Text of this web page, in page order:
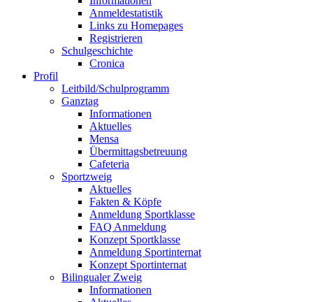
Anmeldestatistik
Links zu Homepages
Registrieren
Schulgeschichte
Cronica
Profil
Leitbild/Schulprogramm
Ganztag
Informationen
Aktuelles
Mensa
Übermittagsbetreuung
Cafeteria
Sportzweig
Aktuelles
Fakten & Köpfe
Anmeldung Sportklasse
FAQ Anmeldung
Konzept Sportklasse
Anmeldung Sportinternat
Konzept Sportinternat
Bilingualer Zweig
Informationen